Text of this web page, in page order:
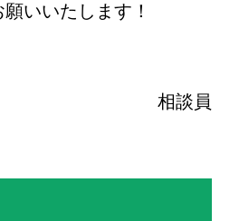
いいたします！
相談員